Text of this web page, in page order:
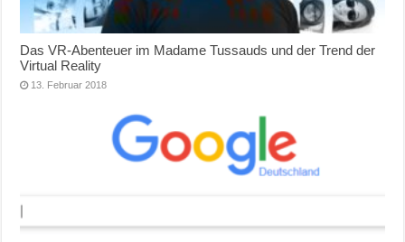
Das VR-Abenteuer im Madame Tussauds und der Trend der
Virtual Reality
13. Februar 2018